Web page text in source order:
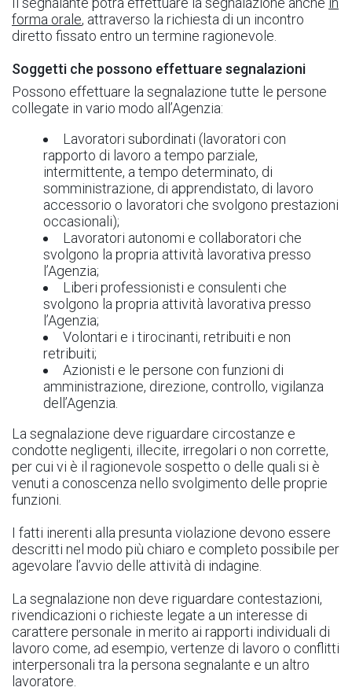
forma orale, attraverso la richiesta di un incontro
diretto fissato entro un termine ragionevole.
Soggetti che possono effettuare segnalazioni
Possono effettuare la segnalazione tutte le persone
collegate in vario modo all’Agenzia:
Lavoratori subordinati (lavoratori con
rapporto di lavoro a tempo parziale,
intermittente, a tempo determinato, di
somministrazione, di apprendistato, di lavoro
accessorio o lavoratori che svolgono prestazioni
occasionali);
Lavoratori autonomi e collaboratori che
svolgono la propria attività lavorativa presso
l’Agenzia;
Liberi professionisti e consulenti che
svolgono la propria attività lavorativa presso
l’Agenzia;
Volontari e i tirocinanti, retribuiti e non
retribuiti;
Azionisti e le persone con funzioni di
amministrazione, direzione, controllo, vigilanza
dell’Agenzia.
La segnalazione deve riguardare circostanze e
condotte negligenti, illecite, irregolari o non corrette,
per cui vi è il ragionevole sospetto o delle quali si è
venuti a conoscenza nello svolgimento delle proprie
funzioni.
I fatti inerenti alla presunta violazione devono essere
descritti nel modo più chiaro e completo possibile per
agevolare l’avvio delle attività di indagine.
La segnalazione non deve riguardare contestazioni,
rivendicazioni o richieste legate a un interesse di
carattere personale in merito ai rapporti individuali di
lavoro come, ad esempio, vertenze di lavoro o conflitti
interpersonali tra la persona segnalante e un altro
lavoratore.